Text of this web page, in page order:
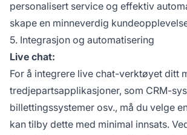
personalisert service og effektiv
skape en minneverdig
5. Integrasjon og automatisering
Live chat:
For å integrere live chat-verktøyet ditt
tredjepartsapplikasjoner, som CRM-
billettingssystemer osv., må du velge
kan tilby dette med minimal innsats.